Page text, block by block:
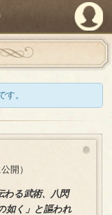
PandoraPartyProject
。
開）
わる武術、八閃
如く」と謳われ